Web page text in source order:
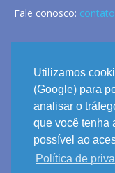
Utilizamos
(Google) para
analisar o
que você tenha
possível ao
Política de
Fale conosco:
LINKS
ANUNCIE
PRIVACIDADE
CONTATO